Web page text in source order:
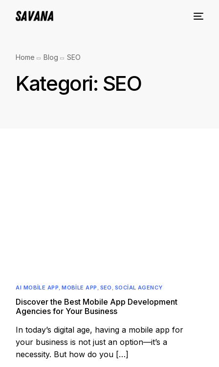
Home Blog SEO
Kategori: SEO
AI MOBILE APP,MOBILE APP , SEO , SOCIAL AGENCY
Discover the Best Mobile App Development
Agencies for Your Business
In today’s digital age, having a mobile app for
your business is not just an option—it’s a
necessity. But how do you […]